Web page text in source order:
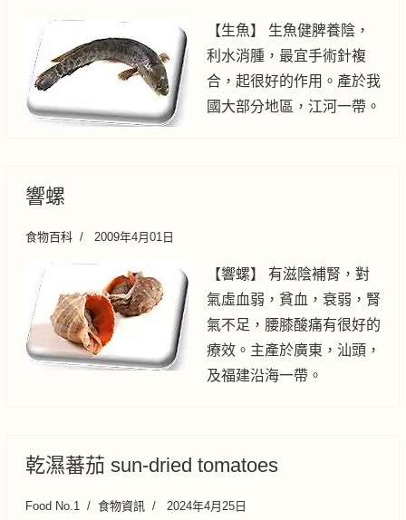
【生魚】 生魚健脾養陰，
利水消腫，最宜手術針複
合，起很好的作用。產於我
國大部分地區，江河一帶。
響螺
食物百科 2009年4月01日
【響螺】 有滋陰補腎，對
氣虛血弱，貧血，衰弱，腎
氣不足，腰膝酸痛有很好的
療效。主產於廣東，汕頭，
及福建沿海一帶。
乾濕蕃茄 sun-dried tomatoes
Food No.1 食物資訊 2024年4月25日